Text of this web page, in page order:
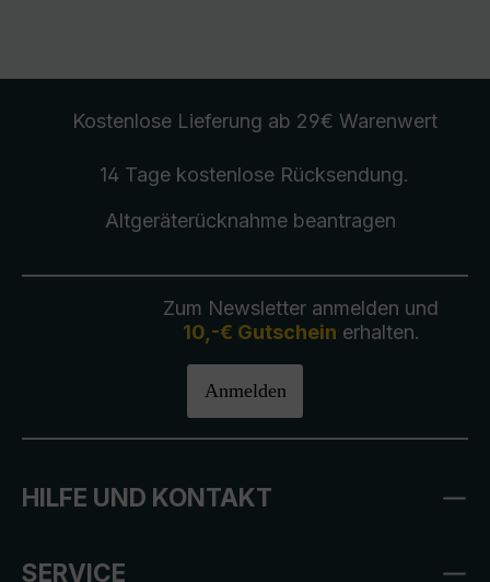
Kostenlose Lieferung ab 29€ Warenwert
14 Tage kostenlose Rücksendung.
Altgeräterücknahmebeantragen
Zum Newsletter anmelden und
10,-€ Gutschein erhalten.
Anmelden
HILFE UND KONTAKT
SERVICE